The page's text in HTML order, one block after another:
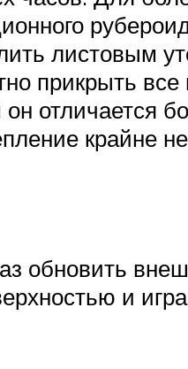
листовым
прикрыть
отличается
крайне не
обновить
и